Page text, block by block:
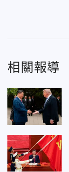
相關報導